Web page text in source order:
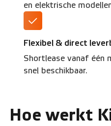
en elektrische
Flexibel & direct
Shortlease vanaf één
snel beschikbaar.
Hoe werkt